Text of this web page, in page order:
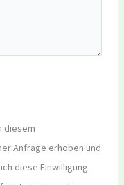
diesem
Anfrage erhoben und
diese Einwilligung